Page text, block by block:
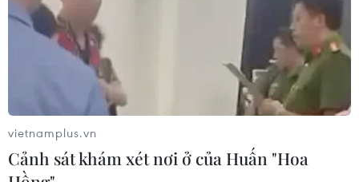
Sở hữu trí tuệ
Quy định sử dụng
TTXVN
Quảng cáo
Liên hệ
vietnamplus.vn
Cảnh sát khám xét nơi ở của Huấn "Hoa